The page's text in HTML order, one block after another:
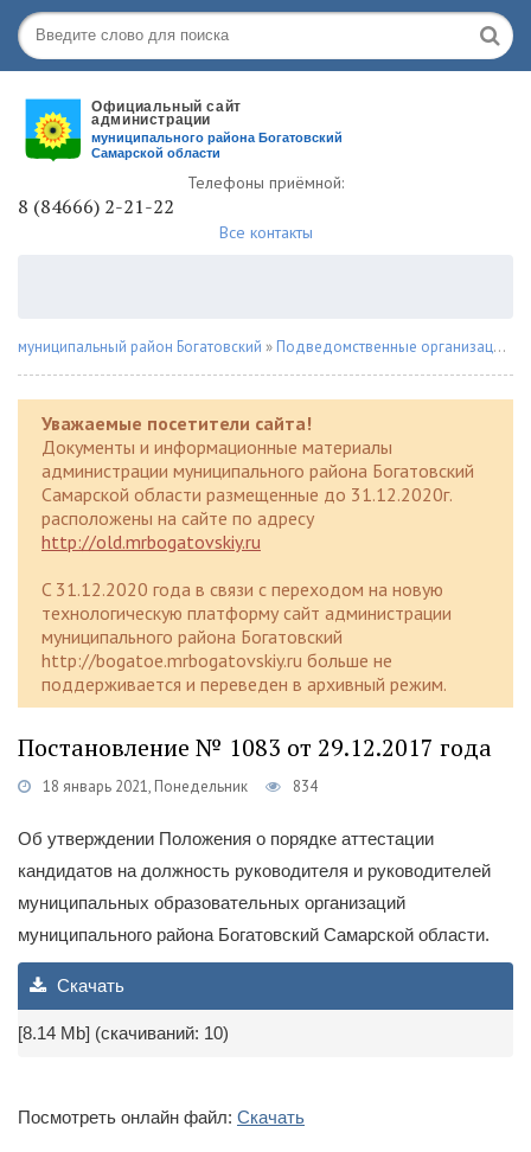
Телефоны приёмной:
8 (84666) 2-21-22
Все контакты
муниципальный район Богатовский » Подведомственные организации
Уважаемые посетители сайта!
Документы и информационные материалы
администрации муниципального района Богатовский
Самарской области размещенные до 31.12.2020г.
расположены на сайте по адресу
http://old.mrbogatovskiy.ru
C 31.12.2020 года в связи с переходом на новую
технологическую платформу сайт администрации
муниципального района Богатовский
http://bogatoe.mrbogatovskiy.ru больше не
поддерживается и переведен в архивный режим.
Постановление № 1083 от 29.12.2017 года
18 январь 2021, Понедельник 834
Об утверждении Положения о порядке аттестации
кандидатов на должность руководителя и руководителей
муниципальных образовательных организаций
муниципального района Богатовский Самарской области.
Скачать
[8.14 Mb] (cкачиваний: 10)
Посмотреть онлайн файл: Скачать